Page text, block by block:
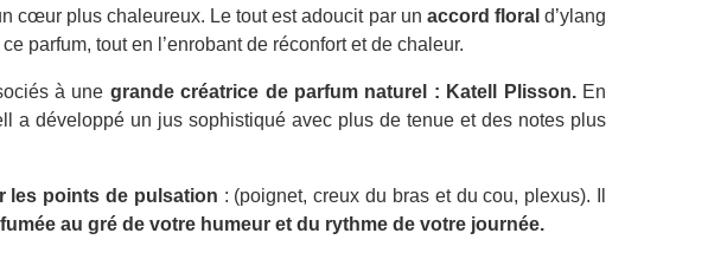
cœur plus chaleureux. Le tout est adoucit par un accord floral d’ylang
parfum, tout en l’enrobant de réconfort et de chaleur.
à une grande créatrice de parfum naturel : Katell Plisson.En
a développé un jus sophistiqué avec plus de tenue et des notes plus
les points de pulsation : (poignet, creux du bras et du cou, plexus). Il
au gré de votre humeur et du rythme de votre journée.